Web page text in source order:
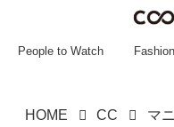
People to Watch
HOME CC